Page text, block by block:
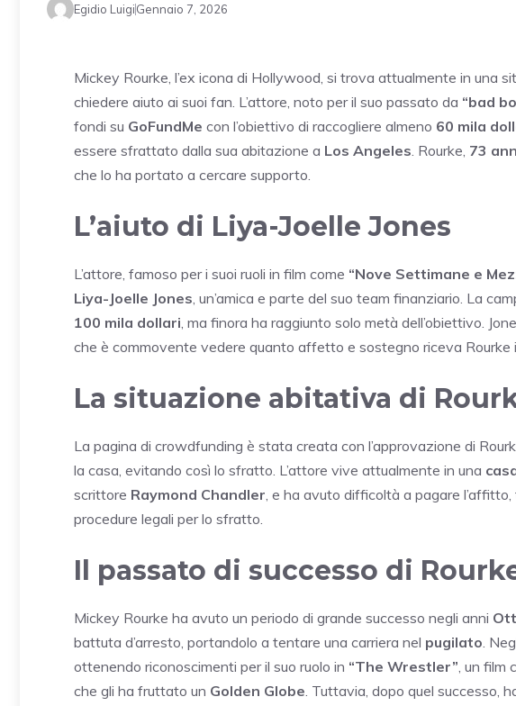
Egidio LuigiGennaio 7, 2026
Mickey Rourke, l’ex icona di Hollywood, si trova attualmente in una
chiedere aiuto ai suoi fan. L’attore, noto per il suo passato da “bad
fondi su GoFundMe con l’obiettivo di raccogliere almeno 60 mila
essere sfrattato dalla sua abitazione a Los Angeles. Rourke, 73
che lo ha portato a cercare supporto.
L’aiuto di Liya-Joelle Jones
L’attore, famoso per i suoi ruoli in film come “Nove Settimane e
Liya-Joelle Jones, un’amica e parte del suo team finanziario. La
100 mila dollari, ma finora ha raggiunto solo metà dell’obiettivo.
che è commovente vedere quanto affetto e sostegno riceva Rourke
La situazione abitativa di
La pagina di crowdfunding è stata creata con l’approvazione di
la casa, evitando così lo sfratto. L’attore vive attualmente in una
scrittore Raymond Chandler, e ha avuto difficoltà a pagare
procedure legali per lo sfratto.
Il passato di successo di
Mickey Rourke ha avuto un periodo di grande successo negli anni
battuta d’arresto, portandolo a tentare una carriera nel pugilato.
ottenendo riconoscimenti per il suo ruolo in “The Wrestler”, un film
che gli ha fruttato un Golden Globe. Tuttavia, dopo quel successo,